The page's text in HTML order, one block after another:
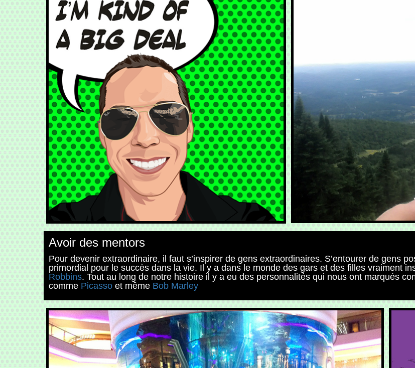
Avoir des mentors
Pour devenir extraordinaire, il faut s’inspirer de gens extraordinaires. S’entourer de gens
primordial pour le succès dans la vie. Il y a dans le monde des gars et des filles vraiment
Robbins. Tout au long de notre histoire il y a eu des personnalités qui nous ont marqués
comme Picasso et même Bob Marley